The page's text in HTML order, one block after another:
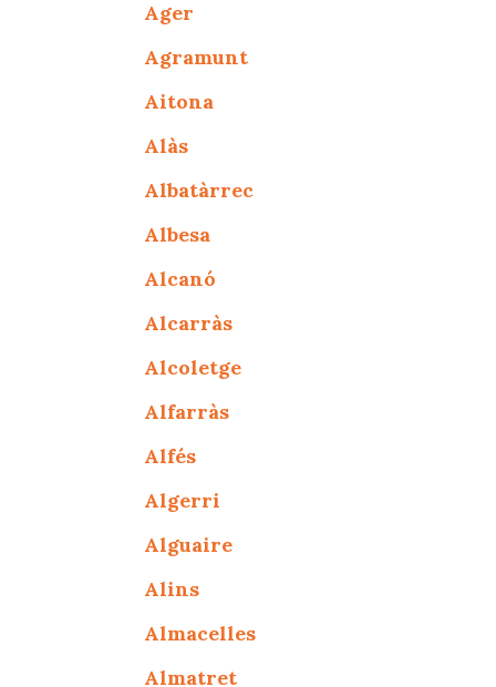
Ager
Agramunt
Aitona
Alàs
Albatàrrec
Albesa
Alcanó
Alcarràs
Alcoletge
Alfarràs
Alfés
Algerri
Alguaire
Alins
Almacelles
Almatret